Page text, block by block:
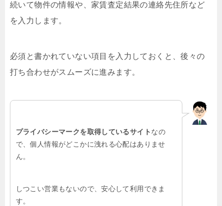
続いて物件の情報や、家賃査定結果の連絡先住所など
を入力します。
必須と書かれていない項目を入力しておくと、後々の
打ち合わせがスムーズに進みます。
プライバシーマークを取得しているサイト なの
で、個人情報がどこかに洩れる心配はありませ
ん。
しつこい営業もないので、安心して利用できま
す。